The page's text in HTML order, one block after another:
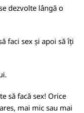
dezvolte lângă o
faci sex și apoi să îți
să facă sex! Orice
mai mic sau mai